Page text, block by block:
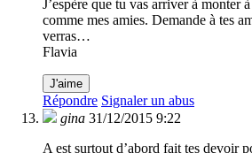
J’espère que tu vas arriver à monter
comme mes amies. Demande à tes
verras…
Flavia
J'aime
Répondre Signaler un abus
gina 31/12/2015 9:22
A est surtout d’abord fait tes devoir